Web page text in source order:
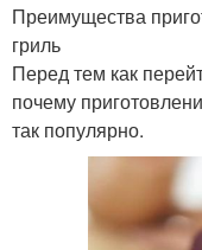
Преимущества
гриль
Перед тем как
почему
так популярно.